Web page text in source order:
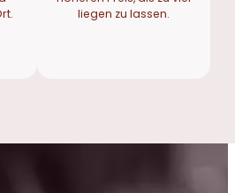
liegen zu lassen.